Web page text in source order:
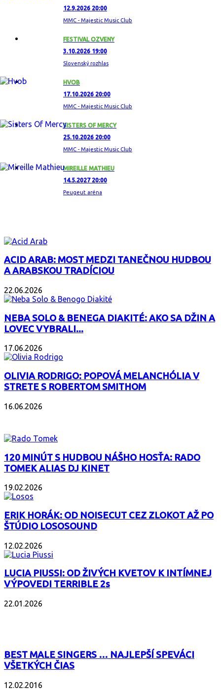
12.9.2026 20:00
MMC - Majestic Music Club
FESTIVAL OZVENY
3.10.2026 19:00
Slovenský rozhlas
HVOB
17.10.2026 20:00
MMC - Majestic Music Club
SISTERS OF MERCY
25.10.2026 20:00
MMC - Majestic Music Club
MIREILLE MATHIEU
14.5.2027 20:00
Peugeut aréna
ACID ARAB: MOST MEDZI TANEČNOU HUDBOU
A ARABSKOU TRADÍCIOU
22.06.2026
NEBA SOLO & BENEGA DIAKITÉ: AKO SA DŽIN A
LOVEC VYBRALI...
17.06.2026
OLIVIA RODRIGO: POPOVÁ MELANCHÓLIA V
STRETE S ROBERTOM SMITHOM
16.06.2026
120 MINÚT S HUDBOU NÁŠHO HOSŤA: RADO
TOMEK ALIAS DJ KINET
19.02.2026
ERIK HORÁK: OD NOISECUT CEZ ZLOKOT AŽ PO
ŠTÚDIO LOSOSOUND
12.02.2026
LUCIA PIUSSI: OD ŽIVÝCH KVETOV K INTÍMNEJ
VÝPOVEDI TERRIBLE 2s
22.01.2026
BEST MALE SINGERS … NAJLEPŠÍ SPEVÁCI
VŠETKÝCH ČIAS
12.02.2016